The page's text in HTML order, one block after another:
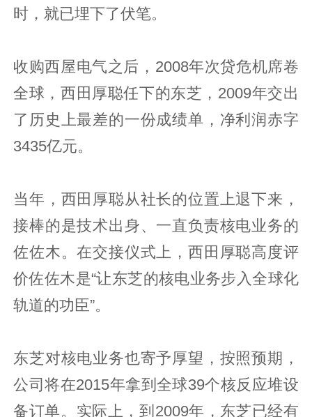
时，就已埋下了伏笔。
收购西屋电气之后，2008年次贷危机席卷
全球，西田厚聪任下的东芝，2009年交出
了历史上最差的一份成绩单，净利润赤字
3435亿元。
当年，西田厚聪从社长的位置上退下来，
接棒的是技术出身、一直负责核电业务的
佐佐木。在交接仪式上，西田厚聪高度评
价佐佐木是“让东芝的核电业务步入全球化
轨道的功臣”。
东芝对核电业务也寄予厚望，按照预期，
公司将在2015年拿到全球39个核反应堆设
备订单。实际上，到2009年，东芝已经有